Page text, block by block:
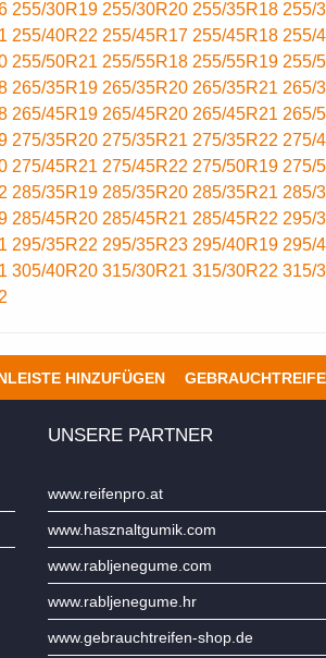
255/30R19 255/30R20 255/35R18 255/
255/40R22 255/45R17 255/45R18 255/
255/50R21 255/55R18 255/55R19 255/
265/35R19 265/35R20 265/35R21 265/
265/45R19 265/45R20 265/45R21 265/
275/35R20 275/35R21 275/35R22 275/
275/45R21 275/45R22 275/50R19 275/
285/35R19 285/35R20 285/35R21 285/
285/45R20 285/45R21 285/45R22 295/
295/35R22 295/35R23 295/40R19 295/
305/40R20 315/30R21 315/30R22 315/
HINZUFÜGEN
UNSERE PARTNER
www.reifenpro.at
www.hasznaltgumik.com
www.rabljenegume.com
www.rabljenegume.hr
www.gebrauchtreifen-shop.de